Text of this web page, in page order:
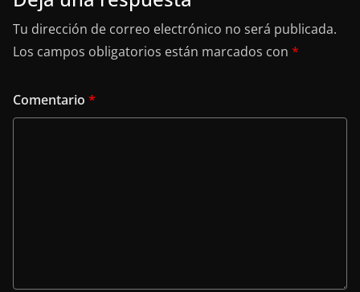
Tu dirección de correo electrónico no será publicada.
Los campos obligatorios están marcados con *
Comentario *